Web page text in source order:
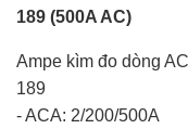
189 (500A AC)
Ampe kìm đo dòng
189
- ACA: 2/200/500A